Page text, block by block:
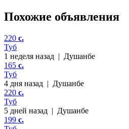
Похожие объявления
220 c.
Туб
1 неделя назад | Душанбе
165 c.
Туб
4 дня назад | Душанбе
220 c.
Туб
5 дней назад | Душанбе
199 c.